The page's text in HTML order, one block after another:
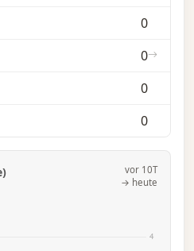
0
0
0
0
vor 10T
→ heute